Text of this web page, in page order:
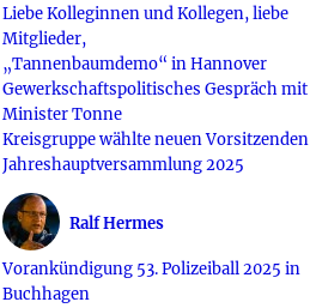
Liebe Kolleginnen und Kollegen, liebe
Mitglieder,
„Tannenbaumdemo“ in Hannover
Gewerkschaftspolitisches Gespräch mit
Minister Tonne
Kreisgruppe wählte neuen Vorsitzenden
Jahreshauptversammlung 2025
Ralf Hermes
Vorankündigung 53. Polizeiball 2025 in
Buchhagen